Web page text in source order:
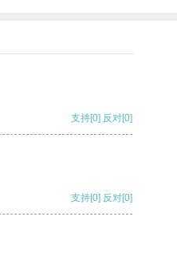
支持[0] 反对[0]
支持[0] 反对[0]